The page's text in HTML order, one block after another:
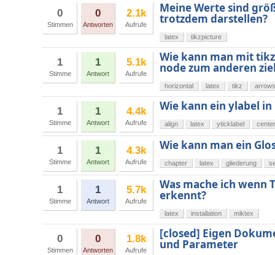
0
Stimmen
0
Antworten
2.1k
Aufrufe
Meine Werte sind
trotzdem darstellen?
latex tikzpicture
1
Stimme
1
Antwort
5.1k
Aufrufe
Wie kann man mit
node zum anderen
horizontal latex tikz arrows
1
Stimme
1
Antwort
4.4k
Aufrufe
Wie kann ein ylabel
align latex yticklabel center
1
Stimme
1
Antwort
4.3k
Aufrufe
Wie kann man ein
chapter latex gliederung
1
Stimme
1
Antwort
5.7k
Aufrufe
Was mache ich wenn
erkennt?
latex installation miktex
0
Stimmen
0
Antworten
1.8k
Aufrufe
[closed] Eigen
und Parameter